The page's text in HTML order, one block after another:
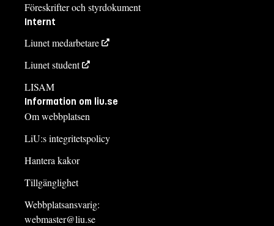
Föreskrifter och styrdokument
Internt
Liunet medarbetare
Liunet student
LISAM
Information om liu.se
Om webbplatsen
LiU:s integritetspolicy
Hantera kakor
Tillgänglighet
Webbplatsansvarig:
webmaster@liu.se